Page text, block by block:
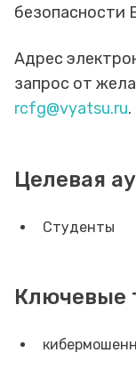
безопасности
Адрес
запрос от
rcfg@vyatsu.ru.
Целевая
Студенты
Ключевые